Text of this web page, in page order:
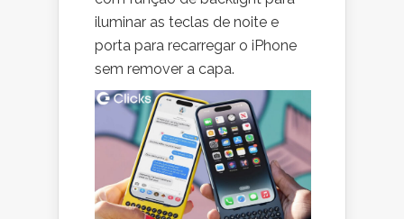
iluminar as teclas de noite e
porta para recarregar o iPhone
sem remover a capa.